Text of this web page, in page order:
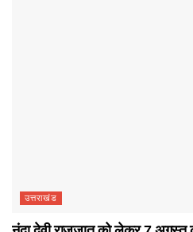
उत्तराखंड